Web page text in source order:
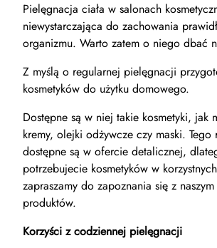
Pielęgnacja ciała w salonach
niewystarczająca do zachowania
organizmu. Warto zatem o niego dbać
Z myślą o regularnej pielęgnacji
kosmetyków do użytku domowego.
Dostępne są w niej takie kosmetyki, jak
kremy, olejki odżywcze czy maski.
dostępne są w ofercie detalicznej,
potrzebujecie kosmetyków w
zapraszamy do zapoznania się z
produktów.
Korzyści z codziennej pielęgnacji